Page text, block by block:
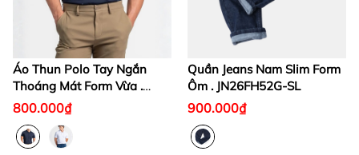
Áo Thun Polo Tay Ngắn
Thoáng Mát Form Vừa .
KS26FH67M-RGWK
800.000₫
Quần Jeans Nam Slim Form
Ôm . JN26FH52G-SL
900.000₫